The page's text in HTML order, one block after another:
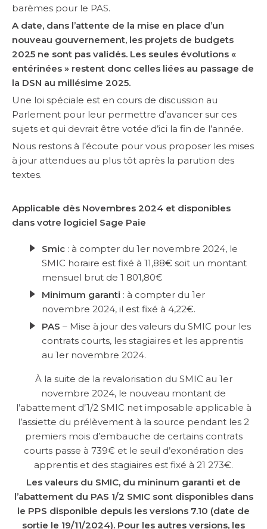
barèmes pour le PAS.
A date, dans l’attente de la mise en place d’un
nouveau gouvernement, les projets de budgets
2025 ne sont pas validés. Les seules évolutions «
entérinées » restent donc celles liées au passage de
la DSN au millésime 2025.
Une loi spéciale est en cours de discussion au
Parlement pour leur permettre d’avancer sur ces
sujets et qui devrait être votée d’ici la fin de l’année.
Nous restons à l’écoute pour vous proposer les mises
à jour attendues au plus tôt après la parution des
textes.
Applicable dès Novembres 2024 et disponibles
dans votre logiciel Sage Paie
Smic : à compter du 1er novembre 2024, le
SMIC horaire est fixé à 11,88€ soit un montant
mensuel brut de 1 801,80€
Minimum garanti : à compter du 1er
novembre 2024, il est fixé à 4,22€.
PAS – Mise à jour des valeurs du SMIC pour les
contrats courts, les stagiaires et les apprentis
au 1er novembre 2024.
À la suite de la revalorisation du SMIC au 1er
novembre 2024, le nouveau montant de
l’abattement d’1/2 SMIC net imposable applicable à
l’assiette du prélèvement à la source pendant les 2
premiers mois d’embauche de certains contrats
courts passe à 739€ et le seuil d’exonération des
apprentis et des stagiaires est fixé à 21 273€.
Les valeurs du SMIC, du mininum garanti et de
l’abattement du PAS 1/2 SMIC sont disponibles dans
le PPS disponible depuis les versions 7.10 (date de
sortie le 19/11/2024). Pour les autres versions, les